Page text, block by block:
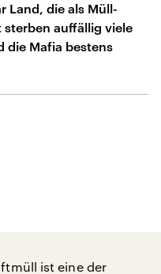
Land, die als Müll-
auffällig viele
die Mafia bestens
ist eine der